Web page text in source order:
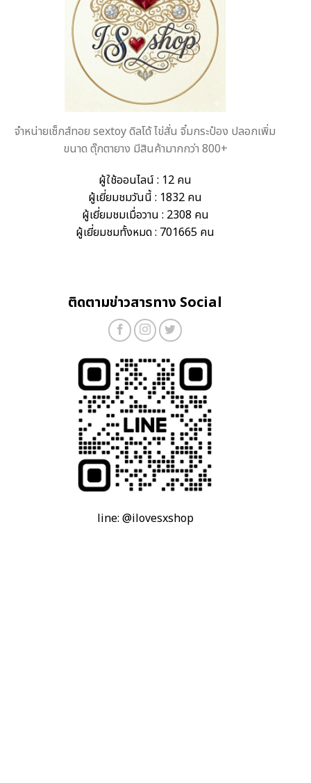
จำหน่ายเซ็กส์ทอย sextoy ดิลโด้ ไข่สั่น จิ๋มกระป๋อง ปลอกเพิ่ม
ขนาด ตุ๊กตายาง มีสินค้ามากกว่า 800+
ผู้ใช้ออนไลน์ : 12 คน
ผู้เยี่ยมชมวันนี้ : 1832 คน
ผู้เยี่ยมชมเมื่อวาน : 2308 คน
ผู้เยี่ยมชมทั้งหมด : 701665 คน
ติดตามข่าวสารทาง Social
line: @ilovesxshop